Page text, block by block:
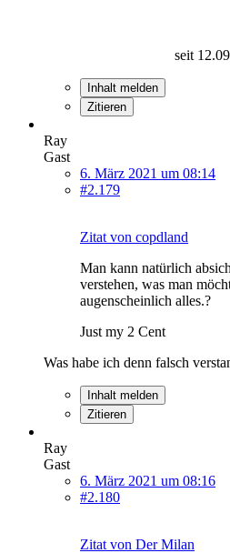
seit
Inhalt melden
Zitieren
Ray
Gast
6. März 2021 um 08:14
#2.179
Zitat von copdland
Man kann natürlich
verstehen, was man
augenscheinlich alles.?
Just my 2 Cent
Was habe ich denn falsch
Inhalt melden
Zitieren
Ray
Gast
6. März 2021 um 08:16
#2.180
Zitat von Der Milan